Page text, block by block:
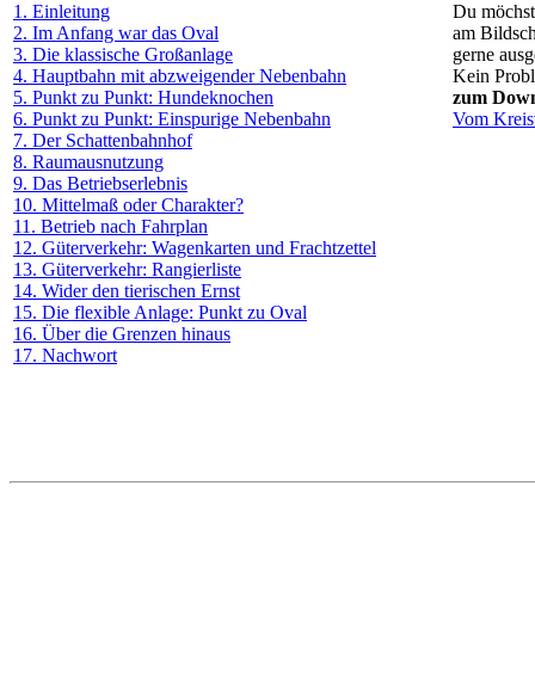
1. Einleitung
2. Im Anfang war das Oval
3. Die klassische Großanlage
4. Hauptbahn mit abzweigender Nebenbahn
5. Punkt zu Punkt: Hundeknochen
6. Punkt zu Punkt: Einspurige Nebenbahn
7. Der Schattenbahnhof
8. Raumausnutzung
9. Das Betriebserlebnis
10. Mittelmaß oder Charakter?
11. Betrieb nach Fahrplan
12. Güterverkehr: Wagenkarten und Frachtzettel
13. Güterverkehr: Rangierliste
14. Wider den tierischen Ernst
15. Die flexible Anlage: Punkt zu Oval
16. Über die Grenzen hinaus
17. Nachwort
Du
am
gerne
Kein
zum
Vom